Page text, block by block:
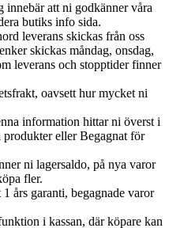
innebär att ni godkänner våra
butiks info sida.
leverans skickas från oss
skickas måndag, onsdag,
leverans och stopptider finner
oavsett hur mycket ni
information hittar ni överst i
eller Begagnat för
ni lagersaldo, på nya varor
fler.
års garanti, begagnade varor
i kassan, där köpare kan